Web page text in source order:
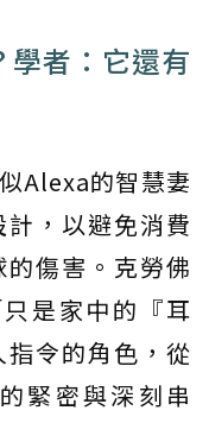
者：它還有
Alexa的智慧妻
，以避免消費
傷害。克勞佛
是家中的『耳
令的角色，從
緊密與深刻串